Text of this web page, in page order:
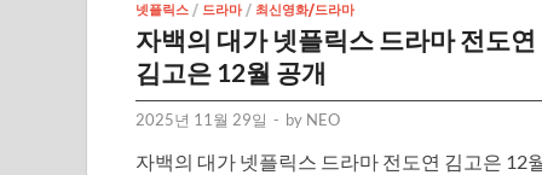
넷플릭스 / 드라마 / 최신영화/드라마
자백의 대가 넷플릭스 드라마 전도연
김고은 12월 공개
2025년 11월 29일 - by NEO
자백의 대가 넷플릭스 드라마 전도연 김고은 12